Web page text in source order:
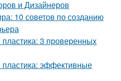
и Дизайнеров
10 советов по созданию
3 проверенных
пластика: эффективные